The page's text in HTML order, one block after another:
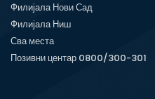
Филијала Нови Сад
Филијала Ниш
Сва места
Позивни центар 0800/300-301